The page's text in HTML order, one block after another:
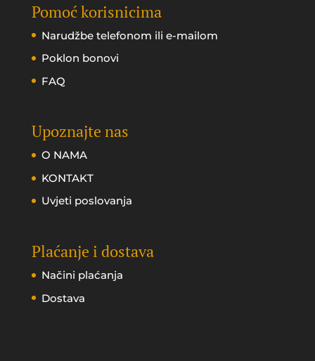
Pomoć korisnicima
Narudžbe telefonom ili e-mailom
Poklon bonovi
FAQ
Upoznajte nas
O NAMA
KONTAKT
Uvjeti poslovanja
Plaćanje i dostava
Načini plaćanja
Dostava